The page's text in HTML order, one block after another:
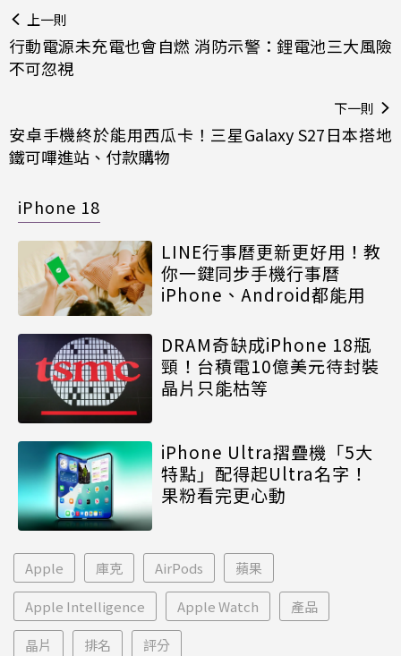
上一則
行動電源未充電也會自燃 消防示警：鋰電池三大風險
不可忽視
下一則
安卓手機終於能用西瓜卡！三星Galaxy S27日本搭地
鐵可嗶進站、付款購物
iPhone 18
LINE行事曆更新更好用！教
你一鍵同步手機行事曆
iPhone、Android都能用
DRAM奇缺成iPhone 18瓶
頸！台積電10億美元待封裝
晶片只能枯等
iPhone Ultra摺疊機「5大
特點」配得起Ultra名字！
果粉看完更心動
Apple 庫克 AirPods 蘋果
Apple Intelligence Apple Watch 產品
晶片 排名 評分